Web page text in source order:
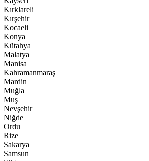
Kırklareli
Kırşehir
Kocaeli
Konya
Kütahya
Malatya
Manisa
Kahramanmaraş
Mardin
Muğla
Muş
Nevşehir
Niğde
Ordu
Rize
Sakarya
Samsun